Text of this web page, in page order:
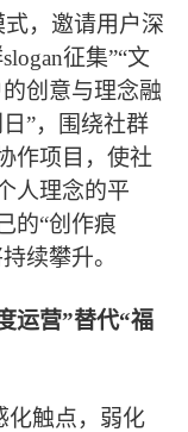
式，邀请用户深
征集”“文
创意与理念融
”，围绕社群
作项目，使社
人理念的平
的“创作痕
续攀升。
运营”替代“福
化触点，弱化